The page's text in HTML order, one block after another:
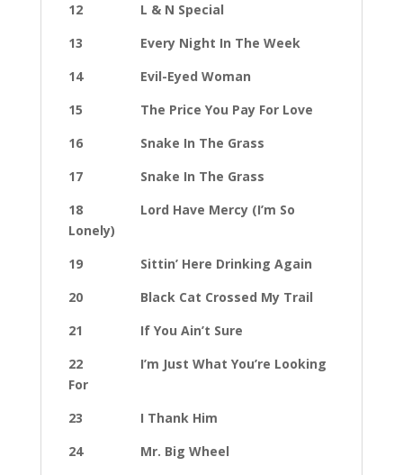
12 L & N Special
13 Every Night In The Week
14 Evil-Eyed Woman
15 The Price You Pay For Love
16 Snake In The Grass
17 Snake In The Grass
18 Lord Have Mercy (I’m So
Lonely)
19 Sittin’ Here Drinking Again
20 Black Cat Crossed My Trail
21 If You Ain’t Sure
22 I’m Just What You’re Looking
For
23 I Thank Him
24 Mr. Big Wheel